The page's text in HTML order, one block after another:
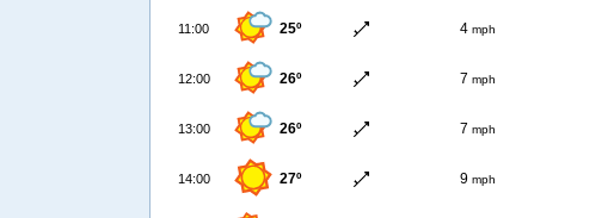
11:00 25º 4 mph
12:00 26º 7 mph
13:00 26º 7 mph
14:00 27º 9 mph